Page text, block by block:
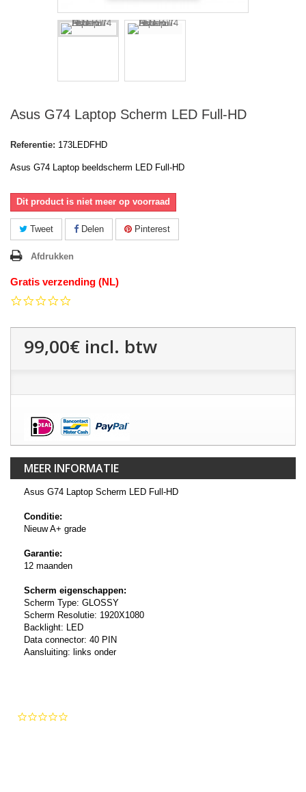
Asus G74 Laptop Scherm LED Full-HD
Referentie: 173LEDFHD
Asus G74 Laptop beeldscherm LED Full-HD
Dit product is niet meer op voorraad
Tweet Delen Pinterest
Afdrukken
Gratis verzending (NL)
99,00€ incl. btw
MEER INFORMATIE
Asus G74 Laptop Scherm LED Full-HD
Conditie:
Nieuw A+ grade
Garantie:
12 maanden
Scherm eigenschappen:
Scherm Type: GLOSSY
Scherm Resolutie: 1920X1080
Backlight: LED
Data connector: 40 PIN
Aansluiting: links onder